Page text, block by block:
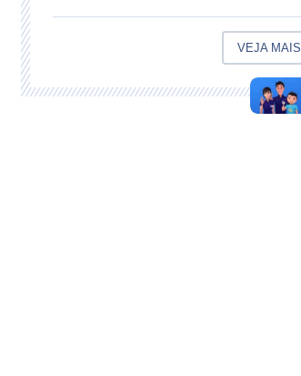
VEJA MAIS